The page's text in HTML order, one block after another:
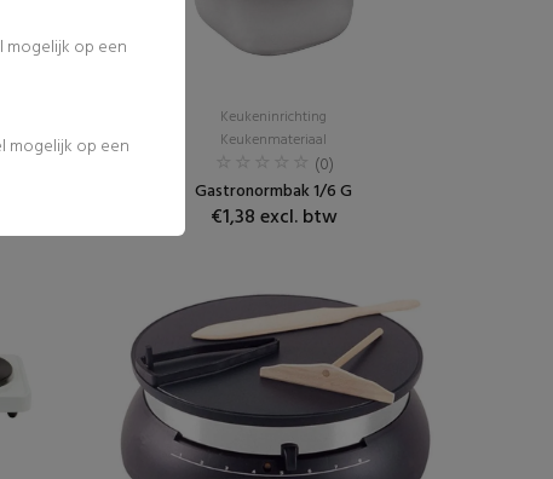
Keukeninrichting
Keukenmateriaal
(0)
Gastronormbak 1/6 G
€1,38 excl. btw
mogelijk op een
mogelijk op een